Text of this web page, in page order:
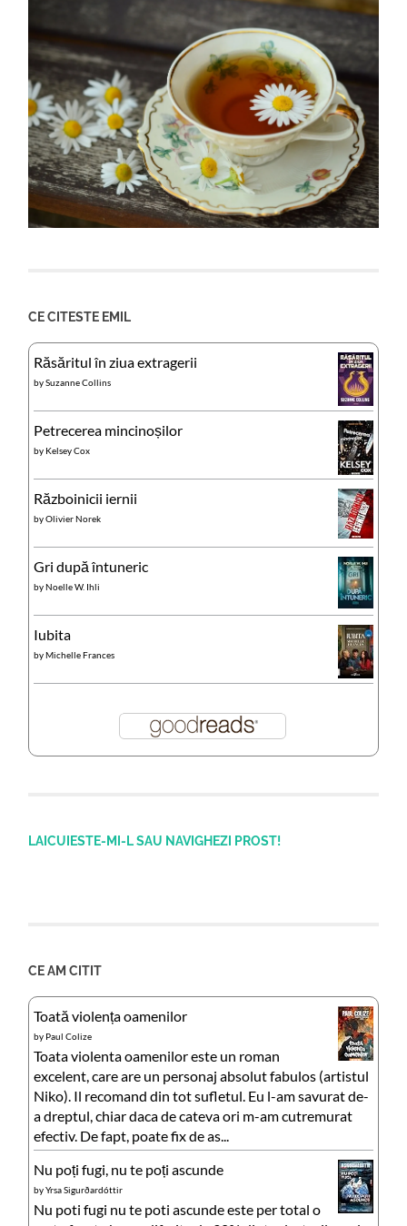
CE CITESTE EMIL
Răsăritul în ziua extragerii
bySuzanne Collins
Petrecerea mincinoșilor
by Kelsey Cox
Războinicii iernii
byOlivier Norek
Gri după întuneric
byNoelle W. Ihli
Iubita
byMichelle Frances
LAICUIESTE-MI-L SAU NAVIGHEZI PROST!
CE AM CITIT
Toată violența oamenilor
by Paul Colize
Toata violenta oamenilor este un roman
excelent, care are un personaj absolut fabulos (artistul
Niko). Il recomand din tot sufletul. Eu l-am savurat de-
a dreptul, chiar daca de cateva ori m-am cutremurat
efectiv. De fapt, poate fix de as...
Nu poți fugi, nu te poți ascunde
byYrsa Sigurðardóttir
Nu poti fugi nu te poti ascunde este per total o